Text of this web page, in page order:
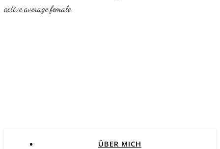
active.average.female.
ÜBER MICH